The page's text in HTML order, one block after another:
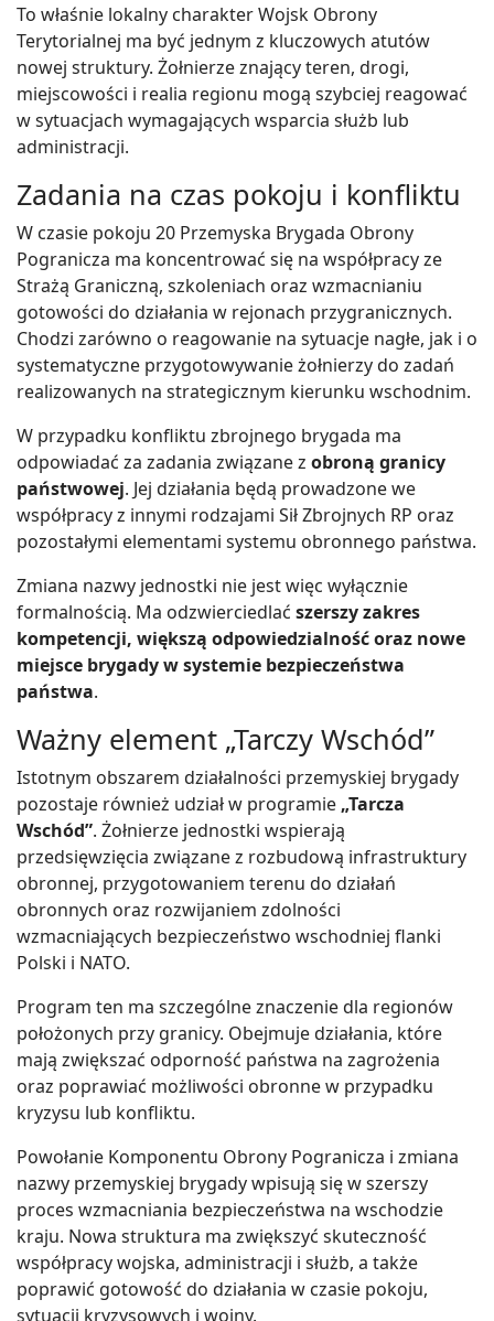
To właśnie lokalny charakter Wojsk Obrony
Terytorialnej ma być jednym z kluczowych atutów
nowej struktury. Żołnierze znający teren, drogi,
miejscowości i realia regionu mogą szybciej reagować
w sytuacjach wymagających wsparcia służb lub
administracji.
Zadania na czas pokoju i konfliktu
W czasie pokoju 20 Przemyska Brygada Obrony
Pogranicza ma koncentrować się na współpracy ze
Strażą Graniczną, szkoleniach oraz wzmacnianiu
gotowości do działania w rejonach przygranicznych.
Chodzi zarówno o reagowanie na sytuacje nagłe, jak i o
systematyczne przygotowywanie żołnierzy do zadań
realizowanych na strategicznym kierunku wschodnim.
W przypadku konfliktu zbrojnego brygada ma
odpowiadać za zadania związane z obroną granicy
państwowej. Jej działania będą prowadzone we
współpracy z innymi rodzajami Sił Zbrojnych RP oraz
pozostałymi elementami systemu obronnego państwa.
Zmiana nazwy jednostki nie jest więc wyłącznie
formalnością. Ma odzwierciedlać szerszy zakres
kompetencji, większą odpowiedzialność oraz nowe
miejsce brygady w systemie bezpieczeństwa
państwa.
Ważny element „Tarczy Wschód”
Istotnym obszarem działalności przemyskiej brygady
pozostaje również udział w programie „Tarcza
Wschód”. Żołnierze jednostki wspierają
przedsięwzięcia związane z rozbudową infrastruktury
obronnej, przygotowaniem terenu do działań
obronnych oraz rozwijaniem zdolności
wzmacniających bezpieczeństwo wschodniej flanki
Polski i NATO.
Program ten ma szczególne znaczenie dla regionów
położonych przy granicy. Obejmuje działania, które
mają zwiększać odporność państwa na zagrożenia
oraz poprawiać możliwości obronne w przypadku
kryzysu lub konfliktu.
Powołanie Komponentu Obrony Pogranicza i zmiana
nazwy przemyskiej brygady wpisują się w szerszy
proces wzmacniania bezpieczeństwa na wschodzie
kraju. Nowa struktura ma zwiększyć skuteczność
współpracy wojska, administracji i służb, a także
poprawić gotowość do działania w czasie pokoju,
sytuacji kryzysowych i wojny.